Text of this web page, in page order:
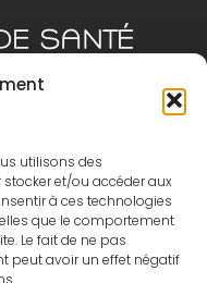
utilisons des
et/ou accéder aux
à ces technologies
que le comportement
Le fait de ne pas
peut avoir un effet négatif
Qc J1G 1E4
819 300-8103